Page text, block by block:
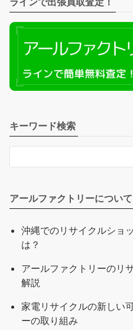
キーワード検索
アールファクトリーについて
沖縄でのリサイクルショ
は？
アールファクトリーのリ
解説
家電リサイクルの新しい
ーの取り組み